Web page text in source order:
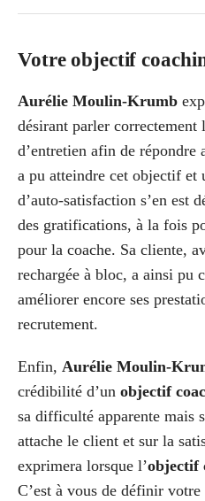
Votre objectif
Aurélie Moulin-Krumb
désirant parler correctement
d’entretien afin de répondre
a pu atteindre cet objectif et
d’auto-satisfaction s’en est
des gratifications, à la fois
pour la coache. Sa cliente,
rechargée à bloc, a ainsi pu
améliorer encore ses
recrutement.
Enfin, Aurélie Moulin-
crédibilité d’un objectif
sa difficulté apparente mais
attache le client et sur la
exprimera lorsque l’objectif
C’est à vous de définir